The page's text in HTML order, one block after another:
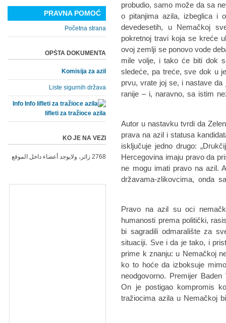
probudio, samo može da sa
o pitanjima azila, izbeglica i
devedesetih, u Nemačkoj
pokretnoj travi koja se kreće
ovoj zemlji se ponovo vode
mile volje, i tako će biti dok
sledeće, pa treće, sve dok u
prvu, vrate joj se, i nastave
ranije – i, naravno, sa istim
Autor u nastavku tvrdi da
prava na azil i statusa
isključuje jedno drugo:
Hercegovina imaju pravo da
ne mogu imati pravo na azil.
državama-zlikovcima, onda
„Pravo na azil su oci
humanosti prema politički,
bi sagradili odmaralište za
situaciji. Sve i da je tako, i
prime k znanju: u Nemačkoj
ko to hoće da izboksuje
neodgovorno. Premijer
On je postigao kompromis
tražiocima azila u Nemačkoj
PRAVNA POMOĆ
Početna strana
OPŠTA DOKUMENTA
Komisija za azil
Liste sigurnih država
Info
lifleti za tražioce azila
KO JE NA VEZI
2768 زائر، ولايوجد أعضاء داخل الموقع